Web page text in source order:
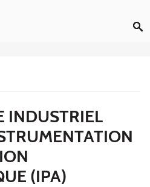
INDUSTRIEL
(IPA)